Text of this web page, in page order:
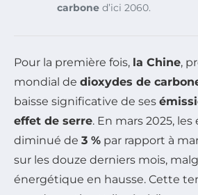
carbone d’ici 2060.
Pour la première fois, la Chine,
mondial de dioxydes de
baisse significative de ses
effet de serre. En mars 2025,
diminué de 3 % par rapport à
sur les douze derniers mois,
énergétique en hausse. Cette